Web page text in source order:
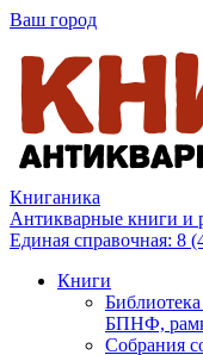
Ваш город
Книганика
Антикварные книги и
Единая справочная: 8
Книги
БПНФ,
Собрания